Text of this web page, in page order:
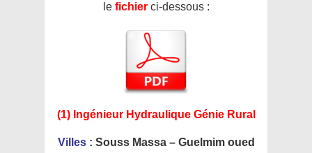
le fichier ci-dessous :
(1) Ingénieur Hydraulique Génie Rural
Villes : Souss Massa – Guelmim oued